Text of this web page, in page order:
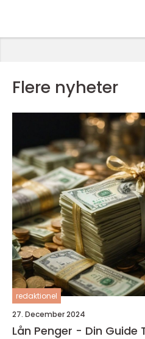
Flere nyheter
redaktionel
27. December 2024
Lån Penger - Din Guide